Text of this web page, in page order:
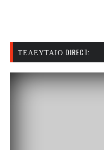
ΤΕΛΕΥΤΑΊΟ DIRECT: